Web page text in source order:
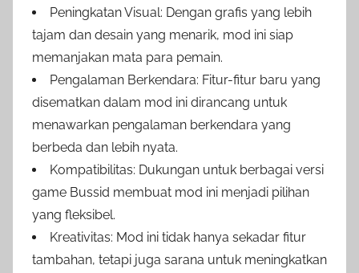
Peningkatan Visual: Dengan grafis yang lebih
tajam dan desain yang menarik, mod ini siap
memanjakan mata para pemain.
Pengalaman Berkendara: Fitur-fitur baru yang
disematkan dalam mod ini dirancang untuk
menawarkan pengalaman berkendara yang
berbeda dan lebih nyata.
Kompatibilitas: Dukungan untuk berbagai versi
game Bussid membuat mod ini menjadi pilihan
yang fleksibel.
Kreativitas: Mod ini tidak hanya sekadar fitur
tambahan, tetapi juga sarana untuk meningkatkan